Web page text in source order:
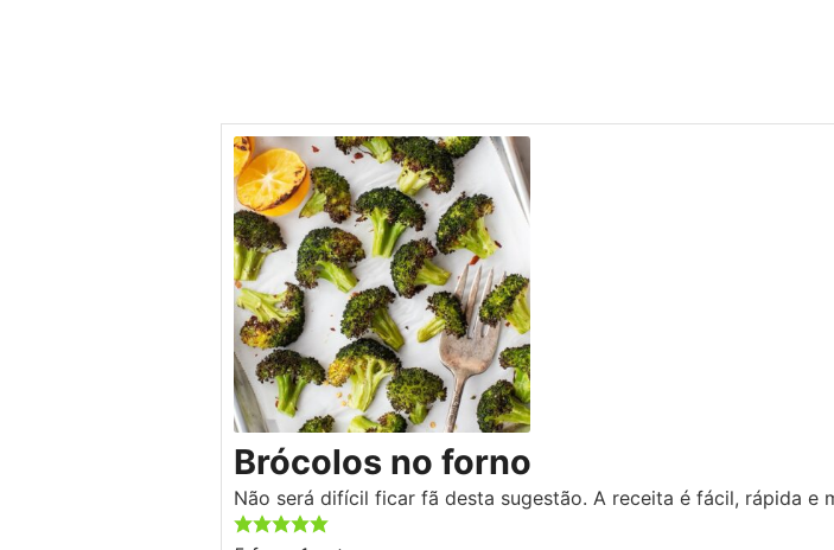
Brócolos no forno
Não será difícil ficar fã desta sugestão. A receita é fácil, rápida e